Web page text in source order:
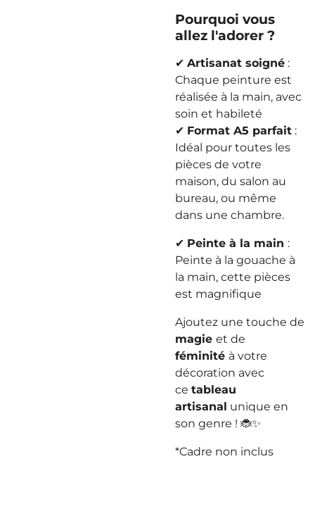
Pourquoi vous
allez l'adorer ?
✔ Artisanat soigné :
Chaque peinture est
réalisée à la main, avec
soin et habileté
✔ Format A5 parfait :
Idéal pour toutes les
pièces de votre
maison, du salon au
bureau, ou même
dans une chambre.
✔ Peinte à la main :
Peinte à la gouache à
la main, cette pièces
est magnifique
Ajoutez une touche de
magie et de
féminité à votre
décoration avec
ce tableau
artisanal unique en
son genre ! 🐞✨
*Cadre non inclus